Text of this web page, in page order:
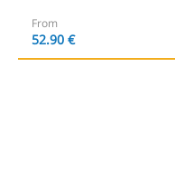
From
52.90 €